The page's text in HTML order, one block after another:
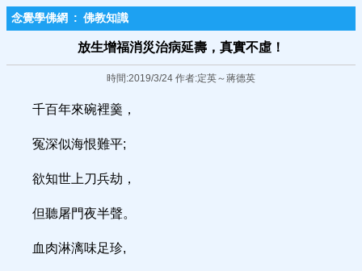
念覺學佛網 : 佛教知識
放生增福消災治病延壽，真實不虛！
時間:2019/3/24 作者:定英～蔣德英
千百年來碗裡羹，
冤深似海恨難平;
欲知世上刀兵劫，
但聽屠門夜半聲。
血肉淋漓味足珍,